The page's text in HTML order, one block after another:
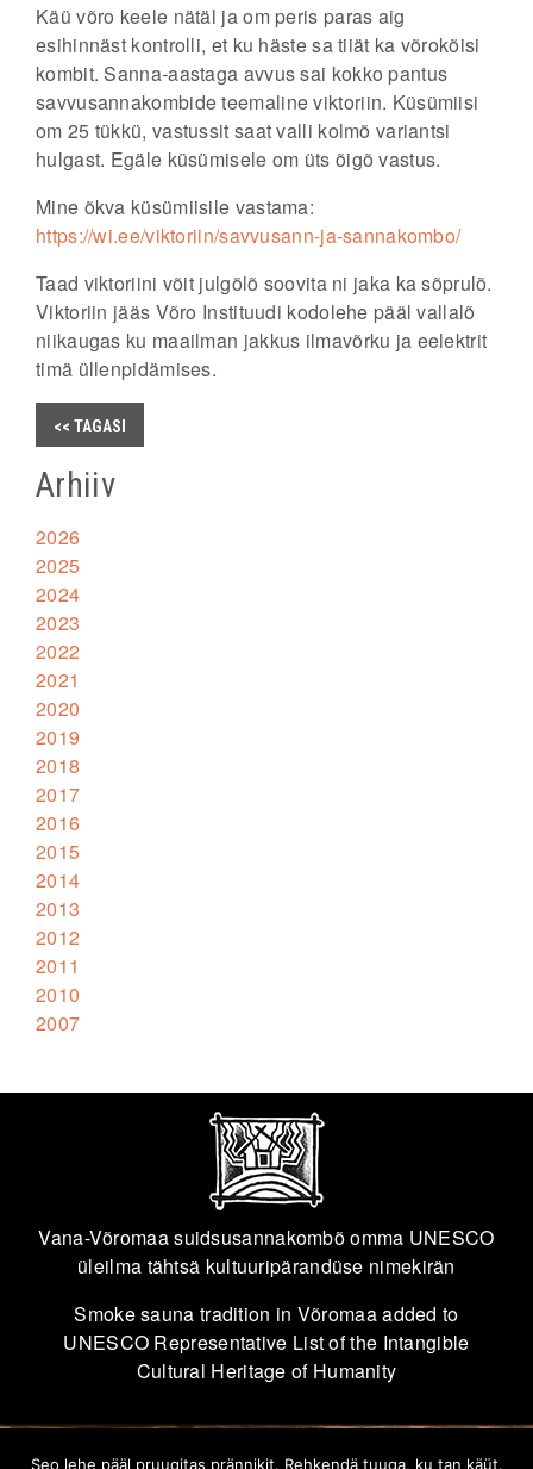
Käü võro keele nätäl ja om peris paras aig
esihinnäst kontrolli, et ku häste sa tiiät ka võrokõisi
kombit. Sanna-aastaga avvus sai kokko pantus
savvusannakombide teemaline viktoriin. Küsümiisi
om 25 tükkü, vastussit saat valli kolmõ variantsi
hulgast. Egäle küsümisele om üts õigõ vastus.
Mine õkva küsümiisile vastama:
https://wi.ee/viktoriin/savvusann-ja-sannakombo/
Taad viktoriini võit julgõlõ soovita ni jaka ka sõprulõ.
Viktoriin jääs Võro Instituudi kodolehe pääl vallalõ
niikaugas ku maailman jakkus ilmavõrku ja eelektrit
timä üllenpidämises.
<< TAGASI
Arhiiv
2026
2025
2024
2023
2022
2021
2020
2019
2018
2017
2016
2015
2014
2013
2012
2011
2010
2007
Vana-Võromaa suidsusannakombõ omma UNESCO
üleilma tähtsä kultuuripärandüse nimekirän
Smoke sauna tradition in Võromaa added to
UNESCO Representative List of the Intangible
Cultural Heritage of Humanity
Seo lehe pääl pruugitas prännikit. Rehkendä tuuga, ku tan käüt.